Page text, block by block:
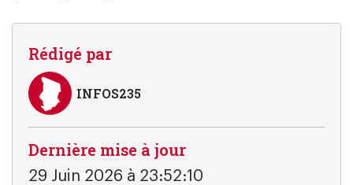
Rédigé par
INFOS235
Dernière mise à jour
29 Juin 2026 à 23:52:10